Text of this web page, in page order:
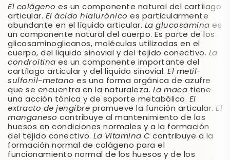
El colágeno es un componente natural del cartílago
articular. El ácido hialurónico es particularmente
abundante en el líquido articular. La glucosamina es
un componente natural del cuerpo. Es parte de los
glicosaminoglicanos, moléculas utilizadas en el
cuerpo, del liquido sinovial y del tejido conectivo. La
condroitina es un componente importante del
cartílago articular y del liquido sinovial. El metil-
sulfonil-metano es una forma orgánica de azufre
que se encuentra en la naturaleza. La maca tiene
una acción tónica y de soporte metabólico. El
extracto de jengibre promueve la función articular. El
manganeso contribuye al mantenimiento de los
huesos en condiciones normales y a la formación
del tejido conectivo. La Vitamina C contribuye a la
formación normal de colágeno para el
funcionamiento normal de los huesos y de los